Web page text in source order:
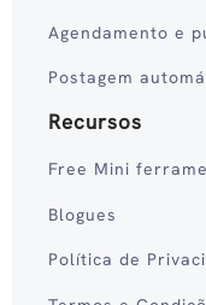
Agendamento e
Postagem
Recursos
Free Mini
Blogues
Política de